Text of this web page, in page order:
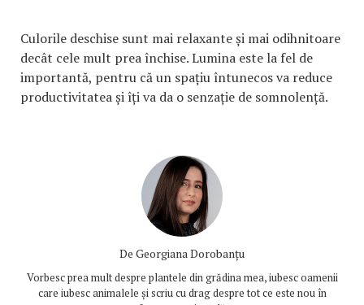
Culorile deschise sunt mai relaxante și mai odihnitoare
decât cele mult prea închise. Lumina este la fel de
importantă, pentru că un spațiu întunecos va reduce
productivitatea și îți va da o senzație de somnolență.
De Georgiana Dorobanțu
Vorbesc prea mult despre plantele din grădina mea, iubesc oamenii
care iubesc animalele și scriu cu drag despre tot ce este nou în